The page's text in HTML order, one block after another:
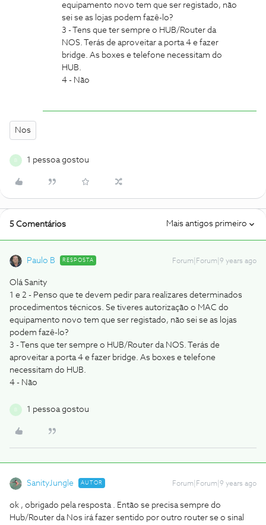
equipamento novo tem que ser registado, não
sei se as lojas podem fazê-lo?
3 - Tens que ter sempre o HUB/Router da
NOS. Terás de aproveitar a porta 4 e fazer
bridge. As boxes e telefone necessitam do
HUB.
4 - Não
Nos
1 pessoa gostou
5 Comentários Mais antigos primeiro
Paulo B RESPOSTA Forum|Forum|9 years ago
Olá Sanity
1 e 2 - Penso que te devem pedir para realizares determinados
procedimentos técnicos. Se tiveres autorização o MAC do
equipamento novo tem que ser registado, não sei se as lojas
podem fazê-lo?
3 - Tens que ter sempre o HUB/Router da NOS. Terás de
aproveitar a porta 4 e fazer bridge. As boxes e telefone
necessitam do HUB.
4 - Não
1 pessoa gostou
SanityJungle AUTOR Forum|Forum|9 years ago
ok , obrigado pela resposta . Então se precisa sempre do
Hub/Router da Nos irá fazer sentido por outro router se o sinal